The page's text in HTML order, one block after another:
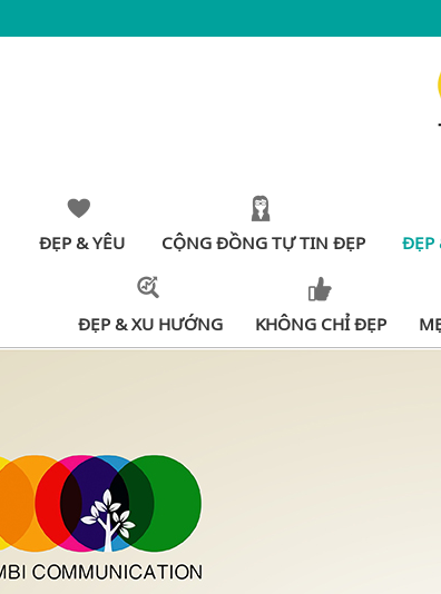
ĐẸP & YÊU CỘNG ĐỒNG TỰ TIN ĐẸP ĐẸP
ĐẸP & XU HƯỚNG KHÔNG CHỈ ĐẸP